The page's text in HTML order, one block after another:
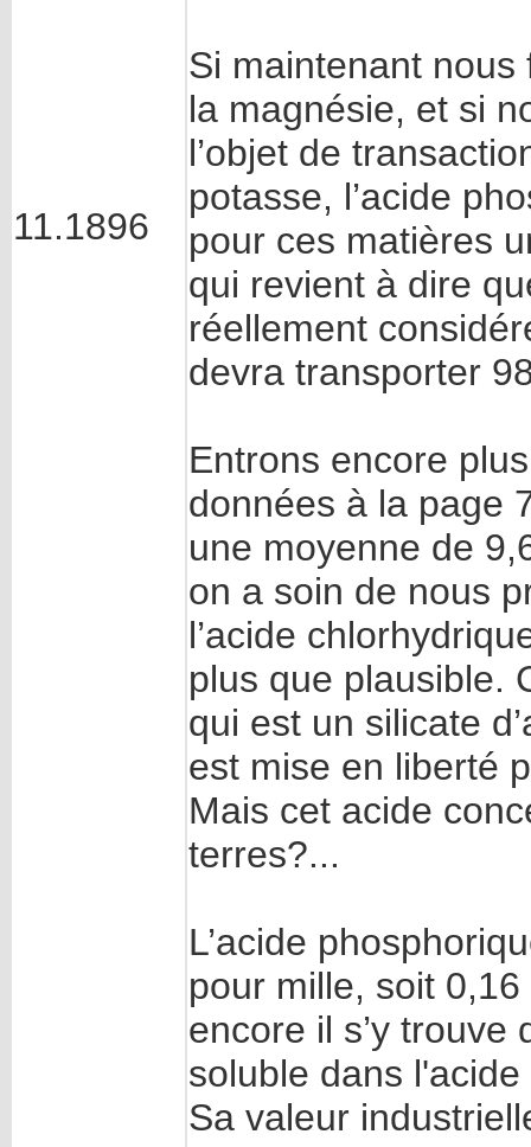
11.1896
Si maintenant
la magnésie, et si
l’objet de
potasse, l’acide
pour ces matières
qui revient à dire
réellement
devra transporter
Entrons encore
données à la page
une moyenne de
on a soin de nous
l’acide
plus que plausible.
qui est un silicate
est mise en liberté
Mais cet acide
terres?...
L’acide
pour mille, soit
encore il s’y trouve
soluble dans
Sa valeur